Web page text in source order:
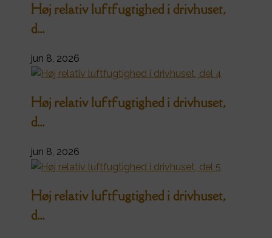
Høj relativ luftfugtighed i drivhuset,
d...
jun 8, 2026
Høj relativ luftfugtighed i drivhuset,
d...
jun 8, 2026
Høj relativ luftfugtighed i drivhuset,
d...